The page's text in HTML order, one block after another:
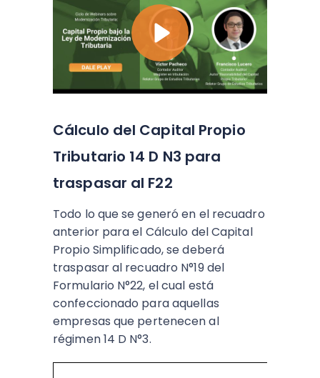
Cálculo del Capital Propio
Tributario 14 D N3 para
traspasar al F22
Todo lo que se generó en el recuadro
anterior para el Cálculo del Capital
Propio Simplificado, se deberá
traspasar al recuadro N°19 del
Formulario N°22, el cual está
confeccionado para aquellas
empresas que pertenecen al
régimen 14 D N°3.